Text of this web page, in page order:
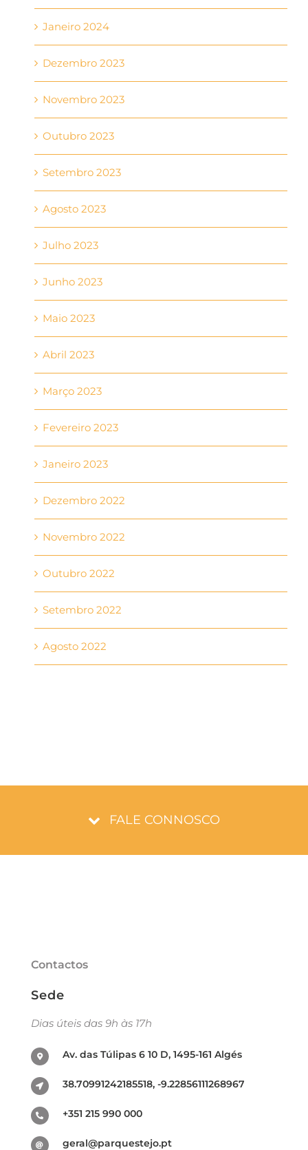
Janeiro 2024
Dezembro 2023
Novembro 2023
Outubro 2023
Setembro 2023
Agosto 2023
Julho 2023
Junho 2023
Maio 2023
Abril 2023
Março 2023
Fevereiro 2023
Janeiro 2023
Dezembro 2022
Novembro 2022
Outubro 2022
Setembro 2022
Agosto 2022
FALE CONNOSCO
Contactos
Sede
Dias úteis das 9h às 17h
Av. das Túlipas 6 10 D, 1495-161 Algés
38.70991242185518, -9.22856111268967
+351 215 990 000
geral@parquestejo.pt